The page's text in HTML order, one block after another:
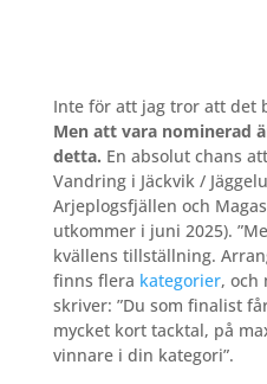
Inte för att jag tror att det
Men att vara nominerad
detta. En absolut chans
Vandring i Jäckvik /
Arjeplogsfjällen och
utkommer i juni 2025).
kvällens tillställning.
finns flera kategorier, och
skriver: ”Du som finalist
mycket kort tacktal, på
vinnare i din kategori”.